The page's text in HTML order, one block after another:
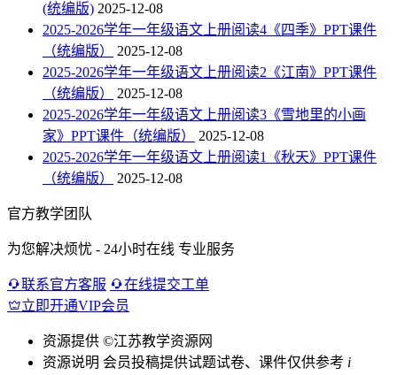
(统编版) 2025-12-08
2025-2026学年一年级语文上册阅读4《四季》PPT课件
（统编版）
2025-12-08
2025-2026学年一年级语文上册阅读2《江南》PPT课件
（统编版）
2025-12-08
2025-2026学年一年级语文上册阅读3《雪地里的小画
家》PPT课件（统编版）
2025-12-08
2025-2026学年一年级语文上册阅读1《秋天》PPT课件
（统编版）
2025-12-08
官方教学团队
为您解决烦忧 - 24小时在线 专业服务
联系官方客服
在线提交工单
立即开通VIP会员
资源提供 ©江苏教学资源网
资源说明 会员投稿提供试题试卷、课件仅供参考 i